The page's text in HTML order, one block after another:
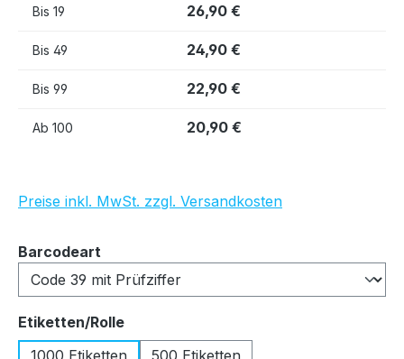
Bis 19 26,90 €
Bis 49 24,90 €
Bis 99 22,90 €
Ab 100 20,90 €
Preise inkl. MwSt. zzgl. Versandkosten
Barcodeart
Etiketten/Rolleauswählen
1000 Etiketten
500 Etiketten